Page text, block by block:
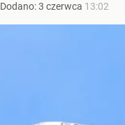
Dodano:3 czerwca 13:02